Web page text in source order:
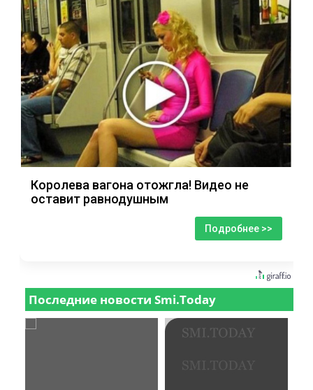
Королева вагона отожгла! Видео не
оставит равнодушным
Подробнее >>